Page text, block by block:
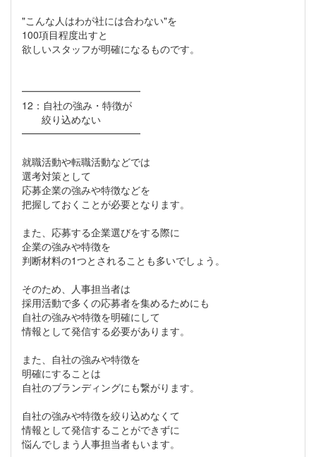
"こんな人はわが社には合わない"を
100項目程度出すと
欲しいスタッフが明確になるものです。
━━━━━━━━━━━━
12：自社の強み・特徴が
絞り込めない
━━━━━━━━━━━━
就職活動や転職活動などでは
選考対策として
応募企業の強みや特徴などを
把握しておくことが必要となります。
また、応募する企業選びをする際に
企業の強みや特徴を
判断材料の1つとされることも多いでしょう。
そのため、人事担当者は
採用活動で多くの応募者を集めるためにも
自社の強みや特徴を明確にして
情報として発信する必要があります。
また、自社の強みや特徴を
明確にすることは
自社のブランディングにも繋がります。
自社の強みや特徴を絞り込めなくて
情報として発信することができずに
悩んでしまう人事担当者もいます。